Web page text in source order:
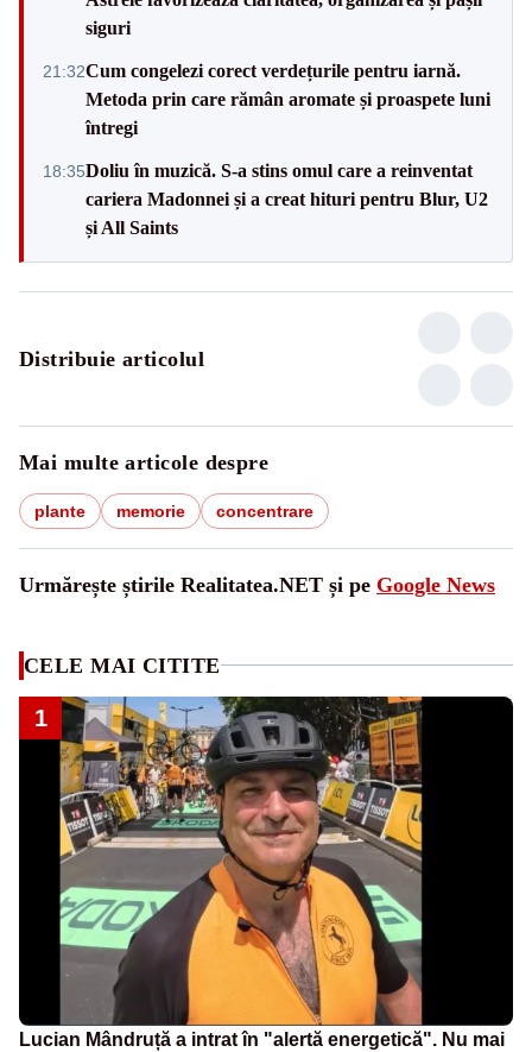
siguri
21:32Cum congelezi corect verdețurile pentru iarnă.
Metoda prin care rămân aromate și proaspete luni
întregi
18:35Doliu în muzică. S-a stins omul care a reinventat
cariera Madonnei și a creat hituri pentru Blur, U2
și All Saints
Distribuie articolul
Mai multe articole despre
plante memorie concentrare
Urmărește știrile Realitatea.NET și pe Google News
CELE MAI CITITE
1
Lucian Mândruță a intrat în "alertă energetică". Nu mai